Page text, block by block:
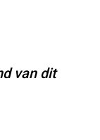
van dit